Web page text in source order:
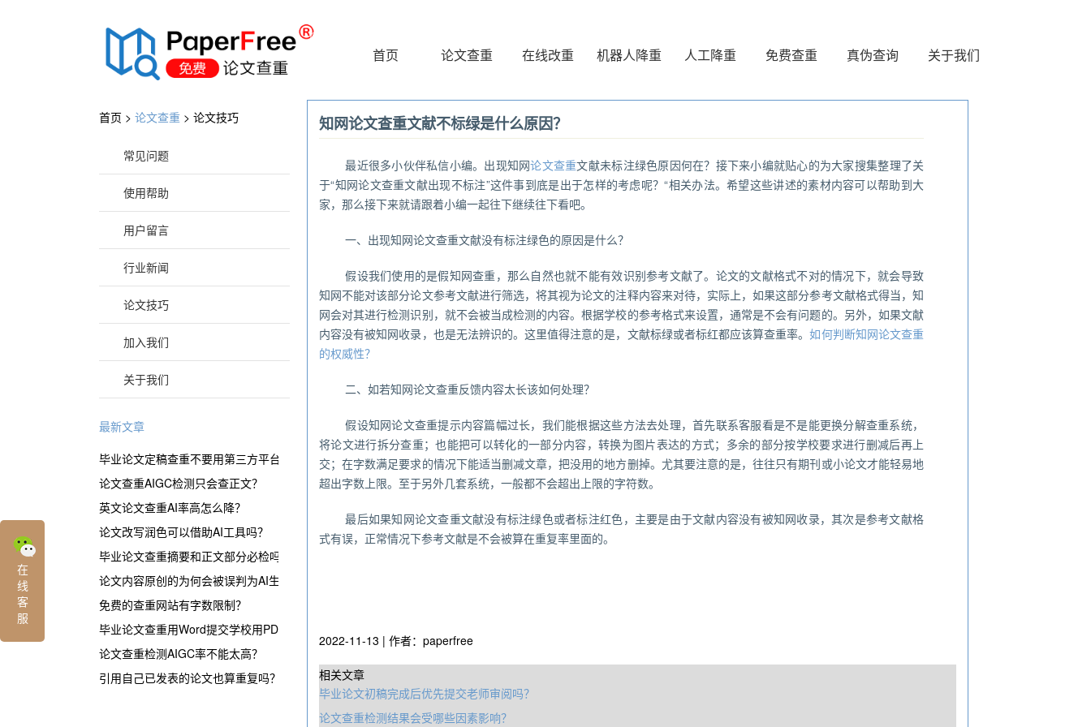
®
首页 论文查重 在线改重 机器人降重 人工降重 免费查重 真伪查询 关于我们
首页 > 论文查重 > 论文技巧
常见问题
使用帮助
用户留言
行业新闻
论文技巧
加入我们
关于我们
最新文章
毕业论文定稿查重不要用第三方平台？
论文查重AIGC检测只会查正文？
英文论文查重AI率高怎么降？
论文改写润色可以借助AI工具吗？
毕业论文查重摘要和正文部分必检吗？
论文内容原创的为何会被误判为AI生成？
免费的查重网站有字数限制？
毕业论文查重用Word提交学校用PDF？
论文查重检测AIGC率不能太高？
引用自己已发表的论文也算重复吗？
知网论文查重文献不标绿是什么原因？
最近很多小伙伴私信小编。出现知网论文查重文献未标注绿色原因何在？接下来小编就贴心的为大家搜集整理了关
于“知网论文查重文献出现不标注”这件事到底是出于怎样的考虑呢？“相关办法。希望这些讲述的素材内容可以帮助到大
家，那么接下来就请跟着小编一起往下继续往下看吧。
一、出现知网论文查重文献没有标注绿色的原因是什么？
假设我们使用的是假知网查重，那么自然也就不能有效识别参考文献了。论文的文献格式不对的情况下，就会导致
知网不能对该部分论文参考文献进行筛选，将其视为论文的注释内容来对待，实际上，如果这部分参考文献格式得当，知
网会对其进行检测识别，就不会被当成检测的内容。根据学校的参考格式来设置，通常是不会有问题的。另外，如果文献
内容没有被知网收录，也是无法辨识的。这里值得注意的是，文献标绿或者标红都应该算查重率。如何判断知网论文查重
的权威性？
二、如若知网论文查重反馈内容太长该如何处理？
假设知网论文查重提示内容篇幅过长，我们能根据这些方法去处理，首先联系客服看是不是能更换分解查重系统，
将论文进行拆分查重；也能把可以转化的一部分内容，转换为图片表达的方式；多余的部分按学校要求进行删减后再上
交；在字数满足要求的情况下能适当删减文章，把没用的地方删掉。尤其要注意的是，往往只有期刊或小论文才能轻易地
超出字数上限。至于另外几套系统，一般都不会超出上限的字符数。
最后如果知网论文查重文献没有标注绿色或者标注红色，主要是由于文献内容没有被知网收录，其次是参考文献格
式有误，正常情况下参考文献是不会被算在重复率里面的。
2022-11-13 | 作者：paperfree
相关文章
毕业论文初稿完成后优先提交老师审阅吗？
论文查重检测结果会受哪些因素影响？
在
线
客
服